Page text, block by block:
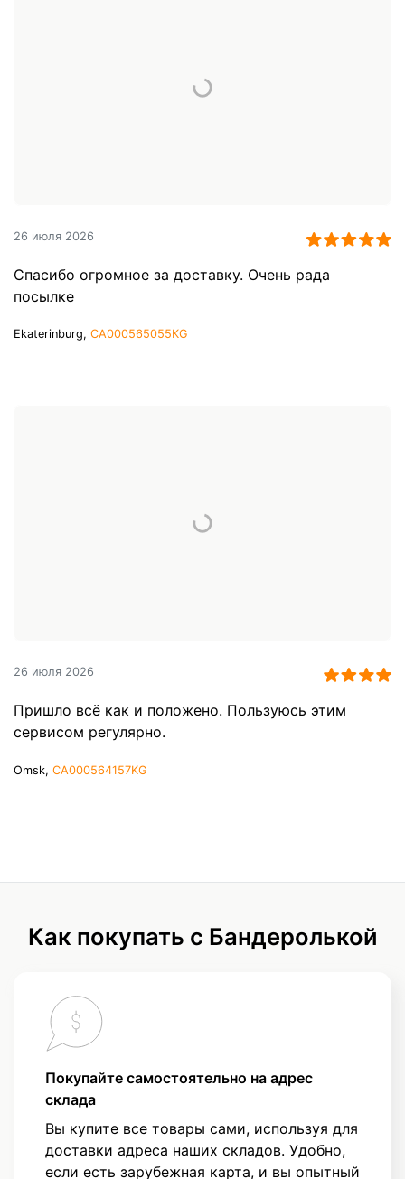
26 июля 2026
Спасибо огромное за доставку. Очень рада
посылке
Ekaterinburg, CA000565055KG
26 июля 2026
Пришло всё как и положено. Пользуюсь этим
сервисом регулярно.
Omsk, CA000564157KG
Как покупать с Бандеролькой
Покупайте самостоятельно на адрес
склада
Вы купите все товары сами, используя для
доставки адреса наших складов. Удобно,
если есть зарубежная карта, и вы опытный